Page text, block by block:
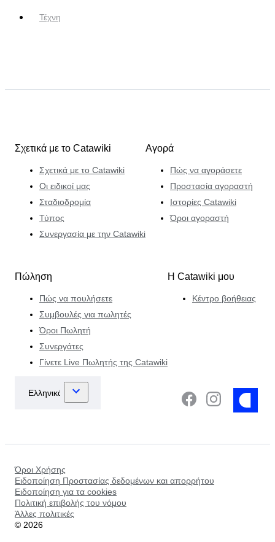
Τέχνη
Σχετικά με το Catawiki
Σχετικά με το Catawiki
Οι ειδικοί μας
Σταδιοδρομία
Τύπος
Συνεργασία με την Catawiki
Αγορά
Πώς να αγοράσετε
Προστασία αγοραστή
Ιστορίες Catawiki
Όροι αγοραστή
Πώληση
Πώς να πουλήσετε
Συμβουλές για πωλητές
Όροι Πωλητή
Συνεργάτες
Γίνετε Live Πωλητής της Catawiki
Η Catawiki μου
Κέντρο βοήθειας
Όροι Χρήσης
Ειδοποίηση Προστασίας δεδομένων και απορρήτου
Ειδοποίηση για τα cookies
Πολιτική επιβολής του νόμου
Άλλες πολιτικές
© 2026